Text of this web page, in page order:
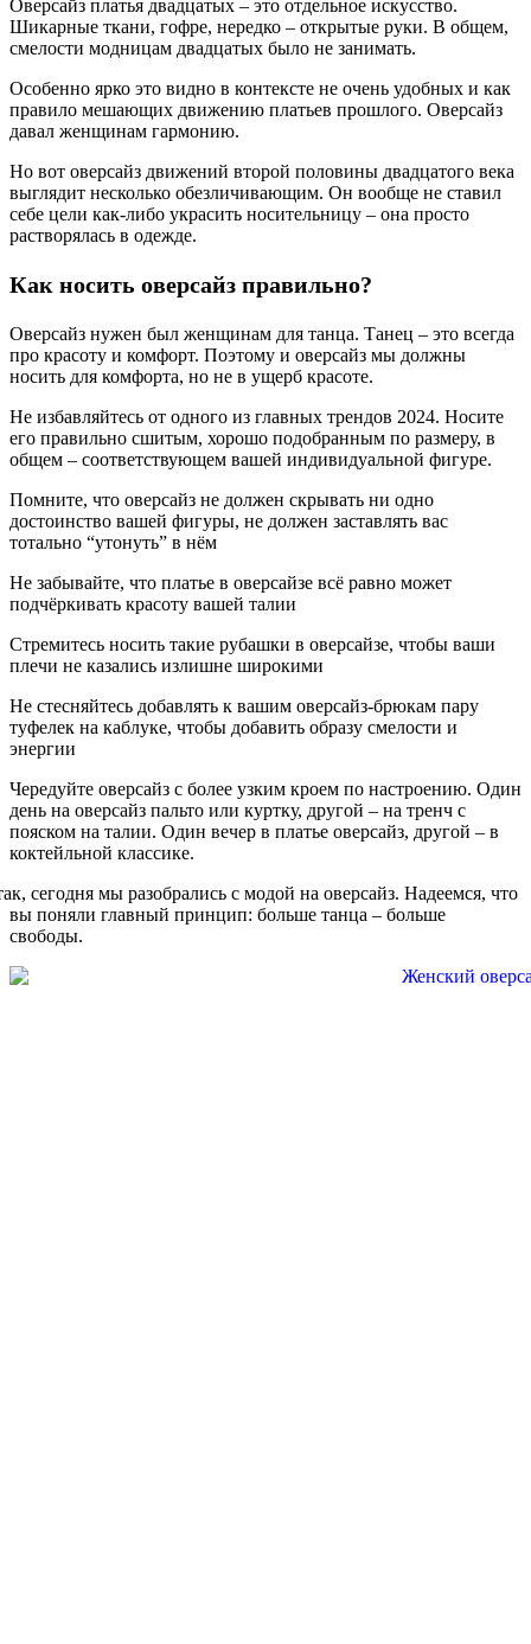
Оверсайз платья двадцатых – это отдельное искусство.
Шикарные ткани, гофре, нередко – открытые руки. В общем,
смелости модницам двадцатых было не занимать.
Особенно ярко это видно в контексте не очень удобных и как
правило мешающих движению платьев прошлого. Оверсайз
давал женщинам гармонию.
Но вот оверсайз движений второй половины двадцатого века
выглядит несколько обезличивающим. Он вообще не ставил
себе цели как-либо украсить носительницу – она просто
растворялась в одежде.
Как носить оверсайз правильно?
Оверсайз нужен был женщинам для танца. Танец – это всегда
про красоту и комфорт. Поэтому и оверсайз мы должны
носить для комфорта, но не в ущерб красоте.
Не избавляйтесь от одного из главных трендов 2024. Носите
его правильно сшитым, хорошо подобранным по размеру, в
общем – соответствующем вашей индивидуальной фигуре.
Помните, что оверсайз не должен скрывать ни одно
достоинство вашей фигуры, не должен заставлять вас
тотально “утонуть” в нём
Не забывайте, что платье в оверсайзе всё равно может
подчёркивать красоту вашей талии
Стремитесь носить такие рубашки в оверсайзе, чтобы ваши
плечи не казались излишне широкими
Не стесняйтесь добавлять к вашим оверсайз-брюкам пару
туфелек на каблуке, чтобы добавить образу смелости и
энергии
Чередуйте оверсайз с более узким кроем по настроению. Один
день на оверсайз пальто или куртку, другой – на тренч с
пояском на талии. Один вечер в платье оверсайз, другой – в
коктейльной классике.
сегодня мы разобрались с модой на оверсайз. Надеемся, что
вы поняли главный принцип: больше танца – больше
свободы.